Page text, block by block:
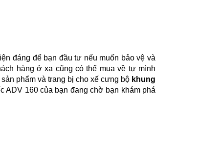
đáng để bạn đầu tư nếu muốn bảo vệ và
hàng ở xa cũng có thể mua về tự mình
phẩm và trang bị cho xế cưng bộ khung
ADV 160 của bạn đang chờ bạn khám phá